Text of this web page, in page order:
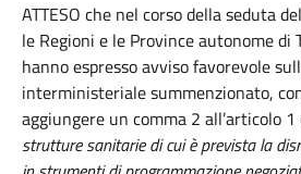
ATTESO che nel corso della seduta
le Regioni e le Province autonome di
hanno espresso avviso favorevole
interministeriale summenzionato,
aggiungere un comma 2 all’articolo 1
strutture sanitarie di cui è prevista la